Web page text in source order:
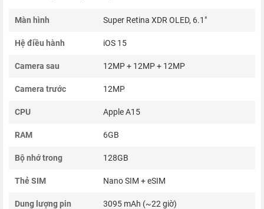
Màn hình Super Retina XDR OLED, 6.1"
Hệ điều hành iOS 15
Camera sau 12MP + 12MP + 12MP
Camera trước 12MP
CPU Apple A15
RAM 6GB
Bộ nhớ trong 128GB
Thẻ SIM Nano SIM + eSIM
Dung lượng pin 3095 mAh (~22 giờ)